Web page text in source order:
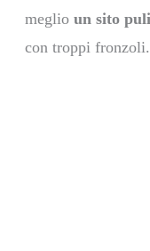
meglioun sito
con troppi fronzoli.